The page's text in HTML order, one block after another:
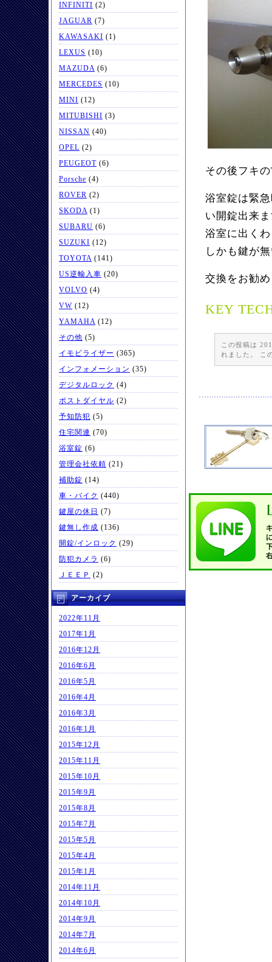
INFINITI (2)
JAGUAR (7)
KAWASAKI (1)
LEXUS (10)
MAZUDA (6)
MERCEDES (10)
MINI (12)
MITUBISHI (3)
NISSAN (40)
OPEL (2)
PEUGEOT (6)
Porsche (4)
ROVER (2)
SKODA (1)
SUBARU (6)
SUZUKI (12)
TOYOTA (141)
US逆輸入車 (20)
VOLVO (4)
VW (12)
YAMAHA (12)
その他 (5)
イモビライザー (365)
インフォメーション (35)
デジタルロック (4)
ポストダイヤル (2)
予知防犯 (5)
住宅関連 (70)
浴室錠 (6)
管理会社依頼 (21)
補助錠 (14)
車・バイク (440)
鍵屋の休日 (7)
鍵無し作成 (136)
開錠/インロック (29)
防犯カメラ (6)
ＪＥＥＰ (2)
アーカイブ
2022年11月
2017年1月
2016年12月
2016年6月
2016年5月
2016年4月
2016年3月
2016年1月
2015年12月
2015年11月
2015年10月
2015年9月
2015年8月
2015年7月
2015年5月
2015年4月
2015年1月
2014年11月
2014年10月
2014年9月
2014年7月
2014年6月
その後フキ
浴室錠は緊
い開錠出来
浴室に出く
しかも鍵が
交換をお勧
KEY
この投稿は
れました。 こ